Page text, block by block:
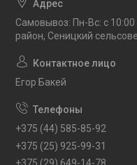
Самовывоз: Пн-Вс: с
район, Сеницкий
Егор Бакей
+375 (44) 585-85-92
+375 (25) 925-99-31